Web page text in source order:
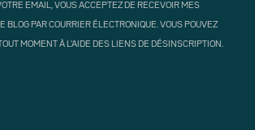
EMAIL, VOUS ACCEPTEZ DE RECEVOIR MES
BLOG PAR COURRIER ÉLECTRONIQUE. VOUS POUVEZ
MOMENT À L'AIDE DES LIENS DE DÉSINSCRIPTION.